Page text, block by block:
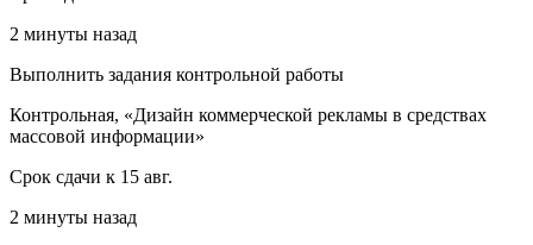
2 минуты назад
Выполнить задания контрольной работы
Контрольная, «Дизайн коммерческой рекламы в средствах
массовой информации»
Срок сдачи к 15 авг.
2 минуты назад